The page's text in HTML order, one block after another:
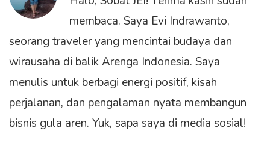
membaca. Saya Evi Indrawanto,
seorang traveler yang mencintai budaya dan
wirausaha di balik Arenga Indonesia. Saya
menulis untuk berbagi energi positif, kisah
perjalanan, dan pengalaman nyata membangun
bisnis gula aren. Yuk, sapa saya di media sosial!